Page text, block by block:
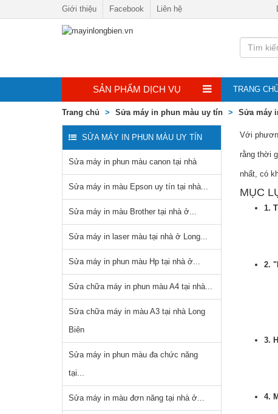
Giới thiệu Facebook Liên hệ Dịch
SẢN PHẨM DỊCH VỤ TRANG
Trang chủ Sửa máy in phun màu uy tín Sửa máy
SỬA MÁY IN PHUN MÀU UY TÍN
Sửa máy in phun màu canon tại nhà
Sửa máy in màu Epson uy tín tại nhà...
Sửa máy in màu Brother tại nhà ở...
Sửa máy in laser màu tại nhà ở Long...
Sửa máy in phun màu Hp tại nhà ở...
Sửa chữa máy in phun màu A4 tại nhà...
Sửa chữa máy in màu A3 tại nhà Long
Biên
Sửa máy in phun màu đa chức năng
tại...
Sửa máy in màu đơn năng tại nhà ở...
Với
rằng thời
nhất, có
MỤC
1.
2.
3.
4.